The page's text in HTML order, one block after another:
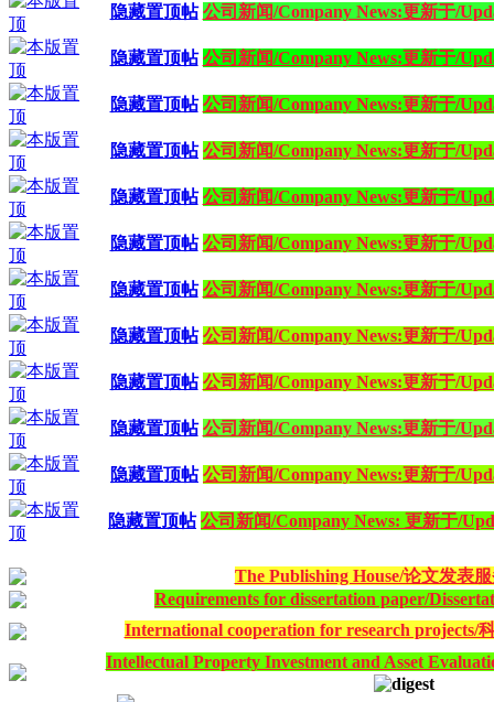
隐藏置顶帖 公司新闻/Company News:更新于/
隐藏置顶帖 公司新闻/Company News:更新于/
隐藏置顶帖 公司新闻/Company News:更新于/
隐藏置顶帖 公司新闻/Company News:更新于/
隐藏置顶帖 公司新闻/Company News:更新于/
隐藏置顶帖 公司新闻/Company News:更新于/
隐藏置顶帖 公司新闻/Company News:更新于/
隐藏置顶帖 公司新闻/Company News:更新于/
隐藏置顶帖 公司新闻/Company News:更新于/
隐藏置顶帖 公司新闻/Company News:更新于/
隐藏置顶帖 公司新闻/Company News:更新于/
隐藏置顶帖 公司新闻/Company News: 更新于/
The Publishing House/论文发表
Requirements for dissertation paper/
International cooperation for research projects/
Intellectual Property Investment and Asset